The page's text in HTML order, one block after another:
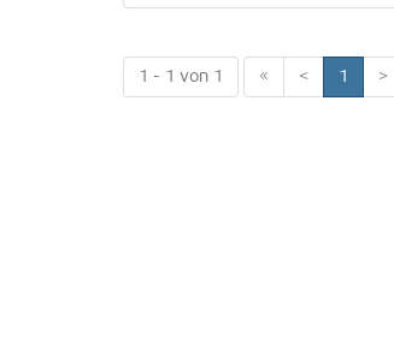
1 - 1 von 1 « < 1 >